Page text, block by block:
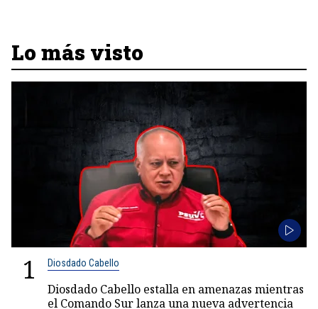
Lo más visto
1 Diosdado Cabello
Diosdado Cabello estalla en amenazas mientras
el Comando Sur lanza una nueva advertencia